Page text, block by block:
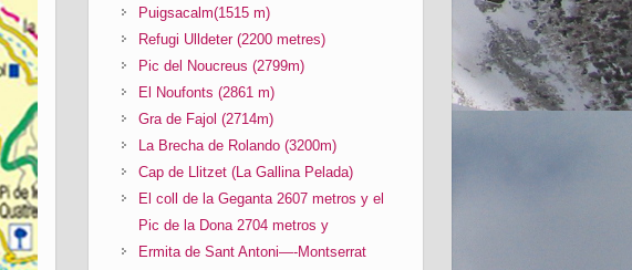
Puigsacalm(1515 m)
Refugi Ulldeter (2200 metres)
Pic del Noucreus (2799m)
El Noufonts (2861 m)
Gra de Fajol (2714m)
La Brecha de Rolando (3200m)
Cap de Llitzet (La Gallina Pelada)
El coll de la Geganta 2607 metros y el
Pic de la Dona 2704 metros y
Ermita de Sant Antoni—-Montserrat